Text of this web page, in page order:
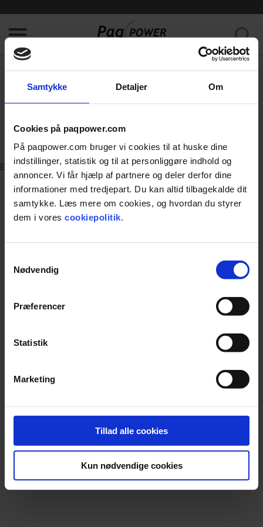
Samtykke Detaljer Om
Cookies på paqpower.com
På paqpower.com bruger vi cookies til at huske dine
indstillinger, statistik og til at personliggøre indhold og
annoncer. Vi får hjælp af partnere og deler derfor dine
informationer med tredjepart. Du kan altid tilbagekalde dit
samtykke. Læs mere om cookies, og hvordan du styrer
dem i vores cookiepolitik.
Nødvendig
Præferencer
Statistik
Marketing
Tillad alle cookies
Kun nødvendige cookies
Kunne ikke hente data. Prøv venligst at opfriske siden.
404
Page was not found.
Error